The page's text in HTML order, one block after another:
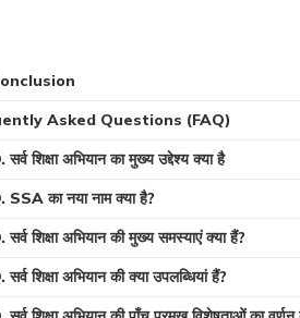
Asked Questions (FAQ)
सर्व शिक्षा अभियान का मुख्य उद्देश्य क्या है
SSA का नया नाम क्या है?
सर्व शिक्षा अभियान की मुख्य समस्याएं क्या हैं?
सर्व शिक्षा अभियान की क्या उपलब्धियां हैं?